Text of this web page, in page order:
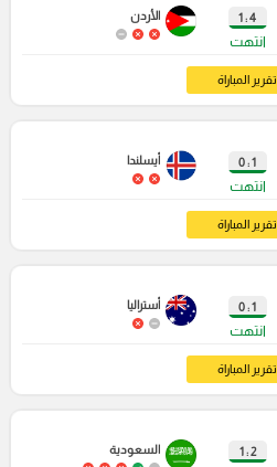
4 : 1
انتهت
الأردن
تقرير المباراة
1 : 0
انتهت
أيسلندا
تقرير المباراة
1 : 0
انتهت
أستراليا
تقرير المباراة
2 : 1 السعودية